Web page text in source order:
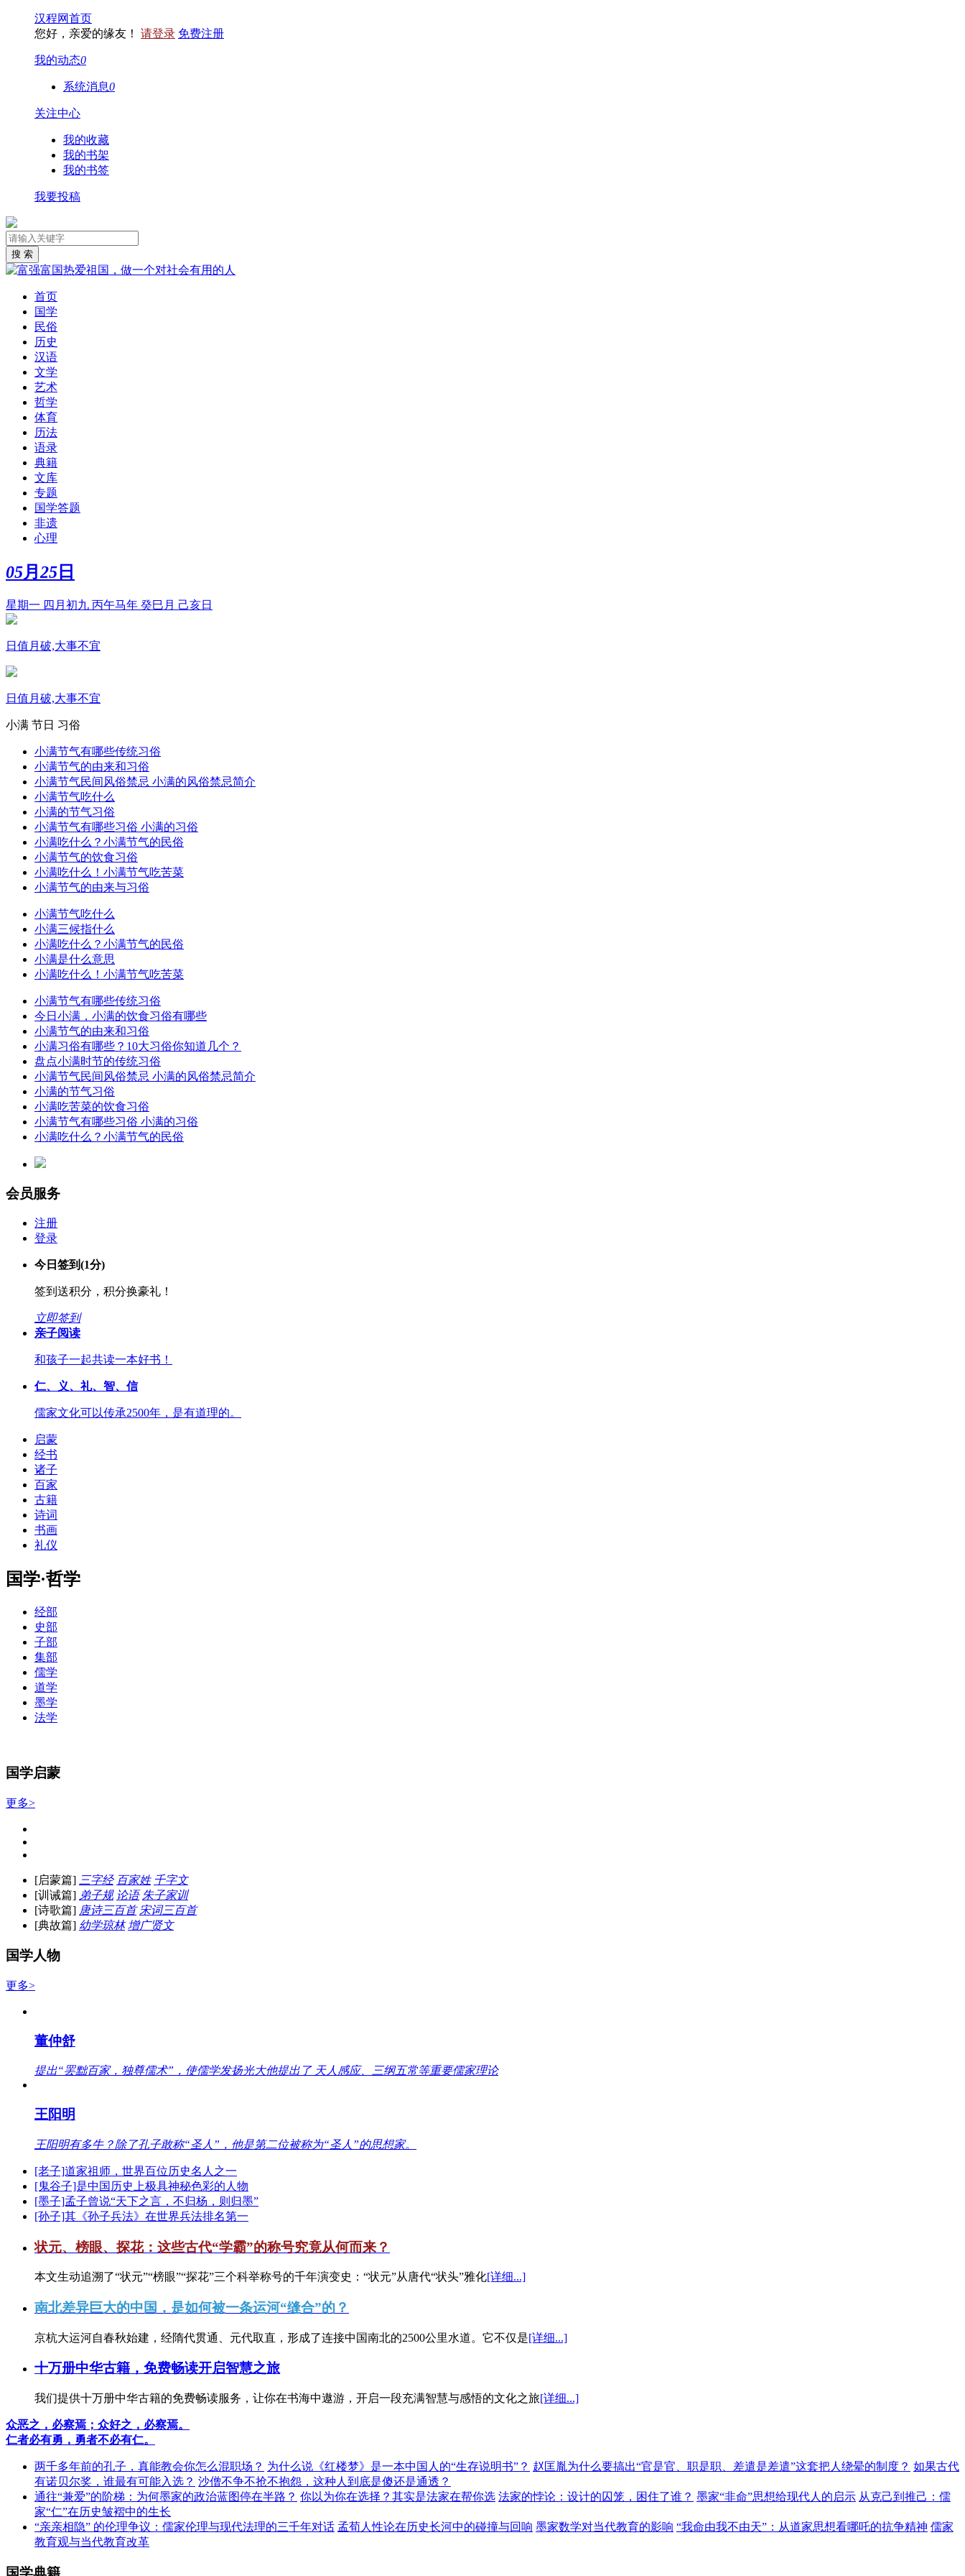
汉程网首页
您好，亲爱的缘友！ 请登录 免费注册
我的动态0
系统消息0
关注中心
我的收藏
我的书架
我的书签
我要投稿
首页
国学
民俗
历史
汉语
文学
艺术
哲学
体育
历法
语录
典籍
文库
专题
国学答题
非遗
心理
05月 25 日
星期一 四月初九 丙午马年 癸巳月 己亥日
日值月破,大事不宜
日值月破,大事不宜
小满 节日 习俗
小满节气有哪些传统习俗
小满节气的由来和习俗
小满节气民间风俗禁忌 小满的风俗禁忌简介
小满节气吃什么
小满的节气习俗
小满节气有哪些习俗 小满的习俗
小满吃什么？小满节气的民俗
小满节气的饮食习俗
小满吃什么！小满节气吃苦菜
小满节气的由来与习俗
小满节气吃什么
小满三候指什么
小满吃什么？小满节气的民俗
小满是什么意思
小满吃什么！小满节气吃苦菜
小满节气有哪些传统习俗
今日小满，小满的饮食习俗有哪些
小满节气的由来和习俗
小满习俗有哪些？10大习俗你知道几个？
盘点小满时节的传统习俗
小满节气民间风俗禁忌 小满的风俗禁忌简介
小满的节气习俗
小满吃苦菜的饮食习俗
小满节气有哪些习俗 小满的习俗
小满吃什么？小满节气的民俗
会员服务
注册
登录
今日签到(1分)
签到送积分，积分换豪礼！
立即签到
亲子阅读
和孩子一起共读一本好书！
仁、义、礼、智、信
儒家文化可以传承2500年，是有道理的。
启蒙
经书
诸子
百家
古籍
诗词
书画
礼仪
国学·哲学
经部
史部
子部
集部
儒学
道学
墨学
法学
国学启蒙
更多>
[启蒙篇] 三字经 百家姓 千字文
[训诫篇] 弟子规 论语 朱子家训
[诗歌篇] 唐诗三百首 宋词三百首
[典故篇] 幼学琼林 增广贤文
国学人物
更多>
董仲舒
提出“罢黜百家，独尊儒术”，使儒学发扬光大他提出了 天人感应、三纲五常等重要儒家理论
王阳明
王阳明有多牛？除了孔子敢称“圣人”，他是第二位被称为“圣人”的思想家。
[老子]道家祖师，世界百位历史名人之一
[鬼谷子]是中国历史上极具神秘色彩的人物
[墨子]孟子曾说“天下之言，不归杨，则归墨”
[孙子]其《孙子兵法》在世界兵法排名第一
状元、榜眼、探花：这些古代“学霸”的称号究竟从何而来？
本文生动追溯了“状元”“榜眼”“探花”三个科举称号的千年演变史：“状元”从唐代“状头”雅化[详细...]
南北差异巨大的中国，是如何被一条运河“缝合”的？
京杭大运河自春秋始建，经隋代贯通、元代取直，形成了连接中国南北的2500公里水道。它不仅是[详细...]
十万册中华古籍，免费畅读开启智慧之旅
我们提供十万册中华古籍的免费畅读服务，让你在书海中遨游，开启一段充满智慧与感悟的文化之旅[详细...]
众恶之，必察焉；众好之，必察焉。
仁者必有勇，勇者不必有仁。
两千多年前的孔子，真能教会你怎么混职场？ 为什么说《红楼梦》是一本中国人的“生存说明书”？ 赵匡胤为什么要搞出“官是官、职是职、差遣是差遣”这套把人绕晕的制度？ 如果古代
有诺贝尔奖，谁最有可能入选？ 沙僧不争不抢不抱怨，这种人到底是傻还是通透？
通往“兼爱”的阶梯：为何墨家的政治蓝图停在半路？ 你以为你在选择？其实是法家在帮你选 法家的悖论：设计的囚笼，困住了谁？ 墨家“非命”思想给现代人的启示 从克己到推己：儒
家“仁”在历史皱褶中的生长
“亲亲相隐” 的伦理争议：儒家伦理与现代法理的三千年对话 孟荀人性论在历史长河中的碰撞与回响 墨家数学对当代教育的影响 “我命由我不由天”：从道家思想看哪吒的抗争精神 儒家
教育观与当代教育改革
国学典籍